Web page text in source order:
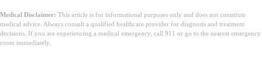
Medical Disclaimer: This article is for informational purposes only and does not constitute
medical advice. Always consult a qualified healthcare provider for diagnosis and treatment
decisions. If you are experiencing a medical emergency, call 911 or go to the nearest emergency
room immediately.